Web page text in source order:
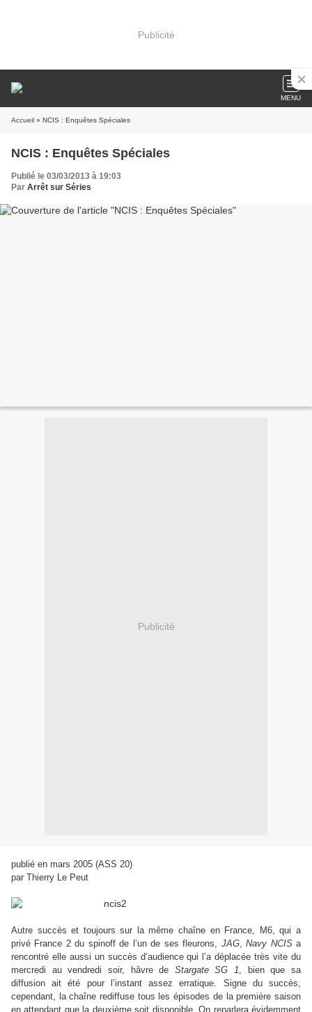
Publicité
MENU
Accueil » NCIS : Enquêtes Spéciales
NCIS : Enquêtes Spéciales
Publié le 03/03/2013 à 19:03
Par Arrêt sur Séries
Publicité
publié en mars 2005 (ASS 20)
par Thierry Le Peut
Autre succès et toujours sur la même chaîne en France, M6, qui a
privé France 2 du spinoff de l’un de ses fleurons, JAG,Navy NCISa
rencontré elle aussi un succès d’audience qui l’a déplacée très vite du
mercredi au vendredi soir, hâvre de Stargate SG 1, bien que sa
diffusion ait été pour l’instant assez erratique. Signe du succès,
cependant, la chaîne rediffuse tous les épisodes de la première saison
en attendant que la deuxième soit disponible. On reparlera évidemment